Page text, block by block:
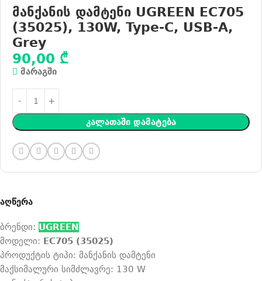
მანქანის დამტენი UGREEN EC705
(35025), 130W, Type-C, USB-A,
Grey
90,00 ₾
მარაგში
Კალათაში Დამატება
აღწერა
ბრენდი: UGREEN
მოდელი: EC705 (35025)
პროდუქტის ტიპი: მანქანის დამტენი
მაქსიმალური სიმძლავრე: 130 W